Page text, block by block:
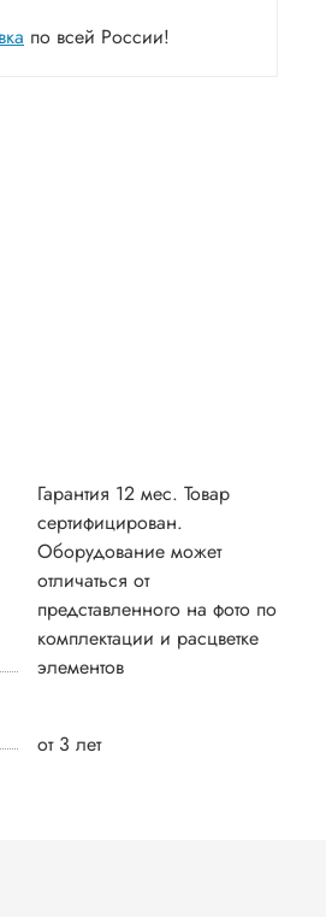
по всей России!
Гарантия 12 мес. Товар
сертифицирован.
Оборудование может
отличаться от
представленного на фото по
комплектации и расцветке
элементов
от 3 лет